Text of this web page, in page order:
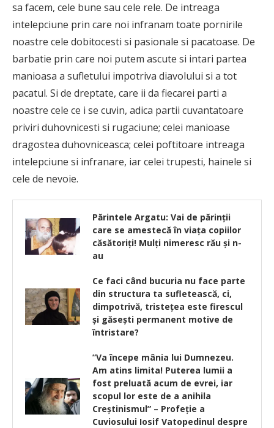
sa facem, cele bune sau cele rele. De intreaga
intelepciune prin care noi infranam toate pornirile
noastre cele dobitocesti si pasionale si pacatoase. De
barbatie prin care noi putem ascute si intari partea
manioasa a sufletului impotriva diavolului si a tot
pacatul. Si de dreptate, care ii da fiecarei parti a
noastre cele ce i se cuvin, adica partii cuvantatoare
priviri duhovnicesti si rugaciune; celei manioase
dragostea duhovniceasca; celei poftitoare intreaga
intelepciune si infranare, iar celei trupesti, hainele si
cele de nevoie.
Părintele Argatu: Vai de părinţii
care se amestecă în viaţa copiilor
căsătoriţi! Mulţi nimeresc rău şi n-
au
Ce faci când bucuria nu face parte
din structura ta sufletească, ci,
dimpotrivă, tristețea este firescul
și găsești permanent motive de
întristare?
”Va începe mânia lui Dumnezeu.
Am atins limita! Puterea lumii a
fost preluată acum de evrei, iar
scopul lor este de a anihila
Creştinismul” – Profeţie a
Cuviosului Iosif Vatopedinul despre